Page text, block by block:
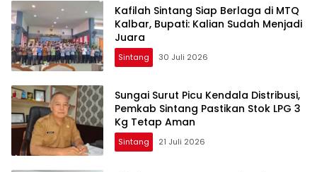
Kafilah Sintang Siap Berlaga di MTQ
Kalbar, Bupati: Kalian Sudah Menjadi
Juara
Sintang 30 Juli 2026
Sungai Surut Picu Kendala Distribusi,
Pemkab Sintang Pastikan Stok LPG 3
Kg Tetap Aman
Sintang 21 Juli 2026